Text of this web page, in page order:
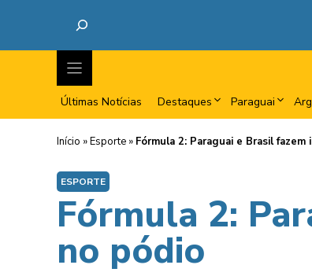
Últimas Notícias Destaques Paraguai
Início »Esporte » Fórmula 2: Paraguai e Brasil
ESPORTE
Fórmula 2:
no pódio